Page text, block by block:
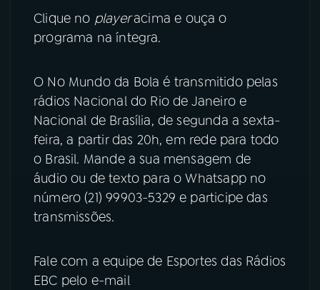
ACOMPANHE A RÁDIO NACIONAL
Instagram X
TikTok
Clique no playeracima e ouça o
programa na íntegra.
O No Mundo da Bola é transmitido pelas
rádios Nacional do Rio de Janeiro e
Nacional de Brasília, de segunda a sexta-
feira, a partir das 20h, em rede para todo
o Brasil. Mande a sua mensagem de
áudio ou de texto para o Whatsapp no
número (21) 99903-5329 e participe das
transmissões.
Fale com a equipe de Esportes das Rádios
EBC pelo e-mail